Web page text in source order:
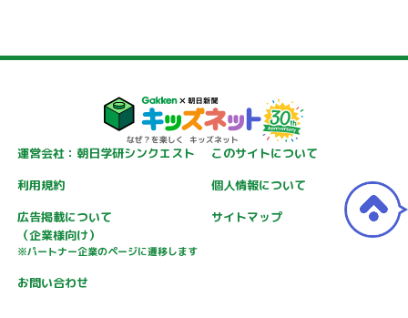
運営会社：朝日学研シンクエスト
このサイトについて
利用規約
個人情報について
広告掲載について
（企業様向け）
※パートナー企業のページに遷移します
サイトマップ
お問い合わせ